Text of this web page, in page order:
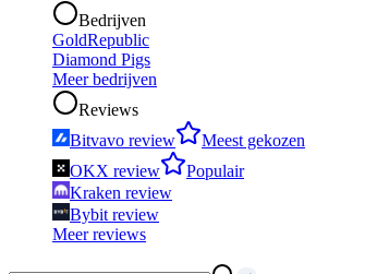
Bedrijven
GoldRepublic
Diamond Pigs
Meer bedrijven
Reviews
Bitvavo review
Meest gekozen
OKX review
Populair
Kraken review
Bybit review
Meer reviews